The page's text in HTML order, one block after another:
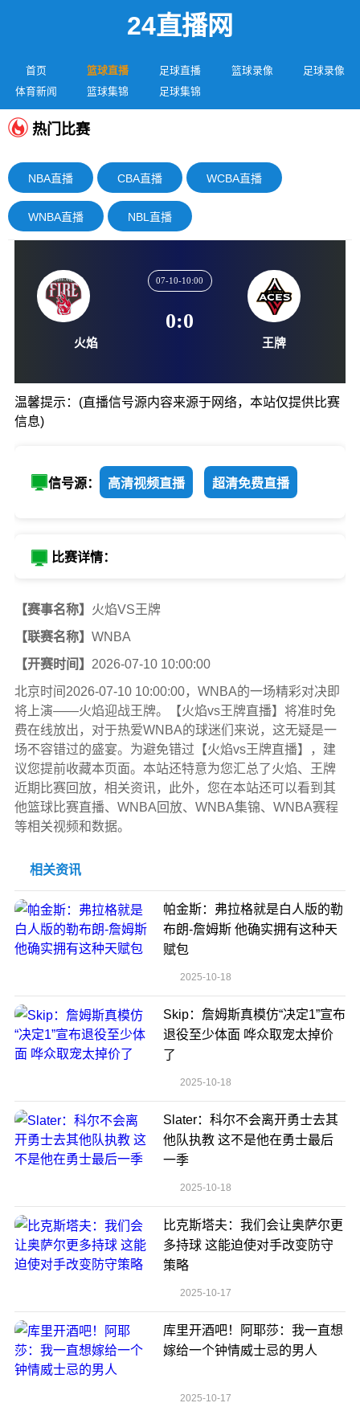
24直播网
首页 篮球直播 足球直播 篮球录像
足球录像
体育新闻
篮球集锦 足球集锦
热门比赛
NBA直播 CBA直播 WCBA直播
WNBA直播 NBL直播
0:0
温馨提示：(直播信号源内容来源于网络，本站仅提供比赛
信息)
信号源： 高清视频直播 超清免费直播
比赛详情：
【赛事名称】 火焰VS王牌
【联赛名称】 WNBA
【开赛时间】 2026-07-10 10:00:00
北京时间2026-07-10 10:00:00，WNBA的一场精彩对决即
将上演——火焰迎战王牌。【火焰vs王牌直播】将准时免
费在线放出，对于热爱WNBA的球迷们来说，这无疑是一
场不容错过的盛宴。为避免错过【火焰vs王牌直播】，建
议您提前收藏本页面。本站还特意为您汇总了火焰、王牌
近期比赛回放，相关资讯，此外，您在本站还可以看到其
他篮球比赛直播、WNBA回放、WNBA集锦、WNBA赛程
等相关视频和数据。
相关资讯
帕金斯：弗拉格就是白人版的勒
布朗-詹姆斯 他确实拥有这种天
赋包
2025-10-18
Skip：詹姆斯真模仿“决定1”宣布
退役至少体面 哗众取宠太掉价
了
2025-10-18
Slater：科尔不会离开勇士去其
他队执教 这不是他在勇士最后
一季
2025-10-18
比克斯塔夫：我们会让奥萨尔更
多持球 这能迫使对手改变防守
策略
2025-10-17
库里开酒吧！阿耶莎：我一直想
嫁给一个钟情威士忌的男人
2025-10-17